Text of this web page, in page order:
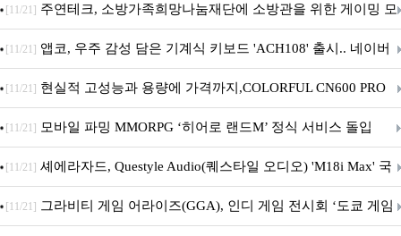
픈
[11/21] 주연테크, 소방가족희망나눔재단에 소방관을 위한 게이밍 모
니터·스마트 펫 침대 기부
[11/21] 앱코, 우주 감성 담은 기계식 키보드 'ACH108' 출시.. 네이버
브랜드데이 기획전 진행
[11/21] 현실적 고성능과 용량에 가격까지,COLORFUL CN600 PRO
M.2 NVMe 디앤디컴 1TB
[11/21] 모바일 파밍 MMORPG ‘히어로 랜드M’ 정식 서비스 돌입
[11/21] 셰에라자드, Questyle Audio(퀘스타일 오디오) 'M18i Max' 국
내 정식 출시
[11/21] 그라비티 게임 어라이즈(GGA), 인디 게임 전시회 ‘도쿄 게임